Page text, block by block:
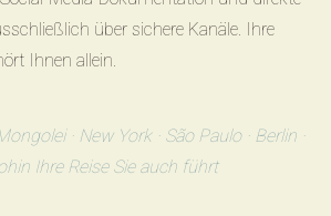
über sichere Kanäle. Ihre
Ihnen allein.
· New York · São Paulo · Berlin ·
Ihre Reise Sie auch führt